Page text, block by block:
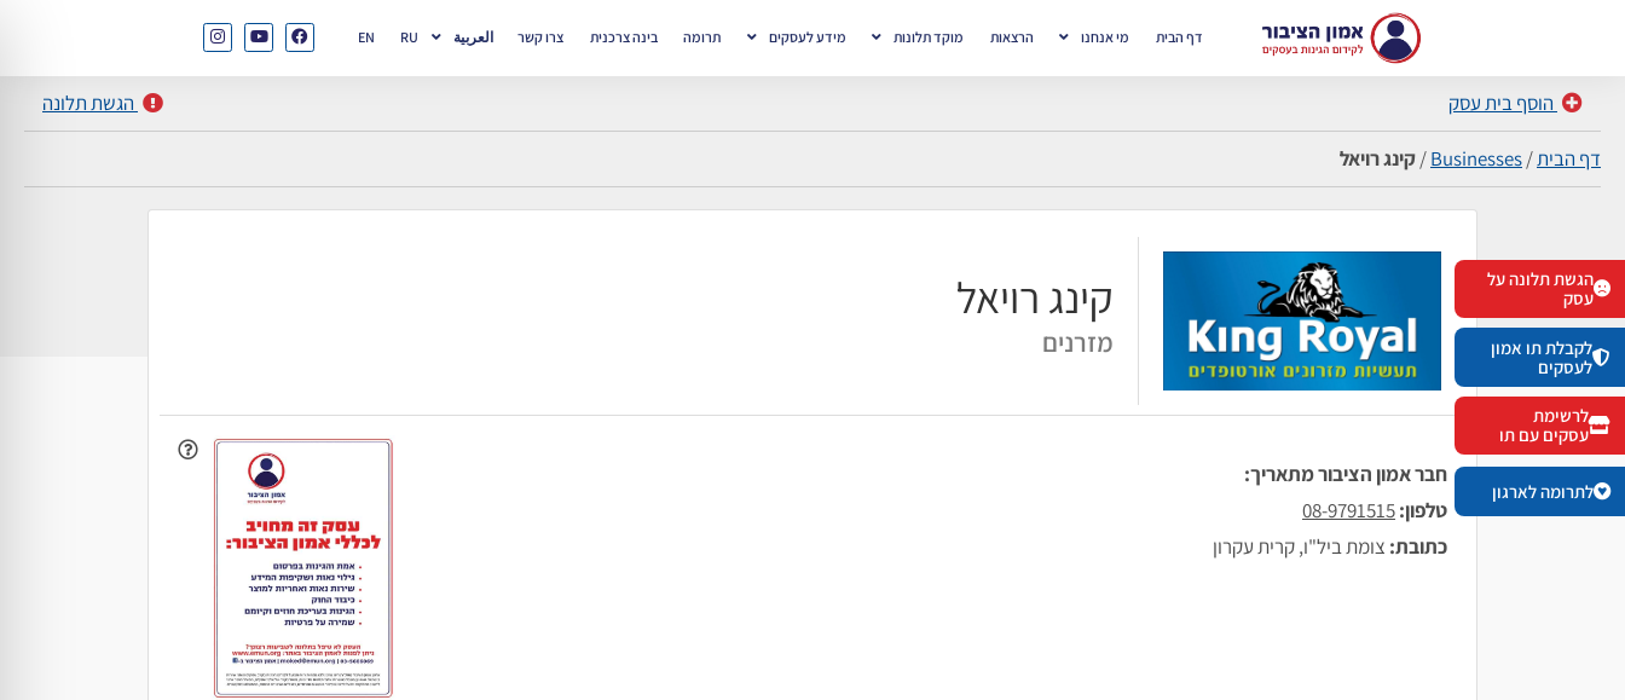
דף הבית מי אנחנו הרצאות מוקד תלונות מידע לעסקים תרומה בינה צרכנית צרו קשר العربية RU
EN
הוסף בית עסק הגשת תלונה
דף הבית/
Businesses
/קינג רויאל
קינג רויאל
מזרנים
חבר אמון הציבור מתאריך:
טלפון:08-9791515
כתובת: צומת ביל"ו, קרית עקרון
הגשת תלונה על
עסק
לקבלת תו אמון
לעסקים
לתרומה לארגון
לרשימת
עסקים עם תו